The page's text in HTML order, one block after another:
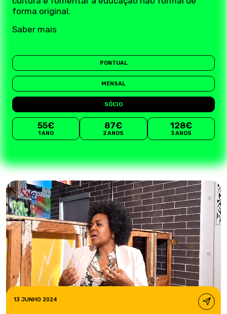
forma original.
Saber mais
PONTUAL
MENSAL
SÓCIO
55€
1 ANO
87€
2 ANOS
128€
3 ANOS
13 JUNHO 2024